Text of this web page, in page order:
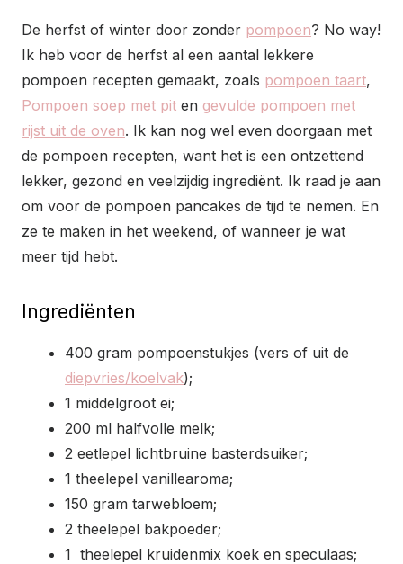
De herfst of winter door zonder pompoen? No way!
Ik heb voor de herfst al een aantal lekkere
pompoen recepten gemaakt, zoals pompoen taart,
Pompoen soep met pit en gevulde pompoen met
rijst uit de oven. Ik kan nog wel even doorgaan met
de pompoen recepten, want het is een ontzettend
lekker, gezond en veelzijdig ingrediënt. Ik raad je aan
om voor de pompoen pancakes de tijd te nemen. En
ze te maken in het weekend, of wanneer je wat
meer tijd hebt.
Ingrediënten
400 gram pompoenstukjes (vers of uit de
diepvries/koelvak);
1 middelgroot ei;
200 ml halfvolle melk;
2 eetlepel lichtbruine basterdsuiker;
1 theelepel vanillearoma;
150 gram tarwebloem;
2 theelepel bakpoeder;
1 theelepel kruidenmix koek en speculaas;